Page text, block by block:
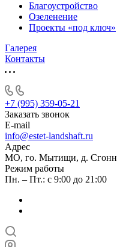
Благоустройство
Озеленение
Проекты «под ключ»
Галерея
Контакты
+7 (995) 359-05-21
Заказать звонок
E-mail
info@estet-landshaft.ru
Адрес
МО, го. Мытищи, д.
Режим работы
Пн. – Пт.: с 9:00 до 21:00